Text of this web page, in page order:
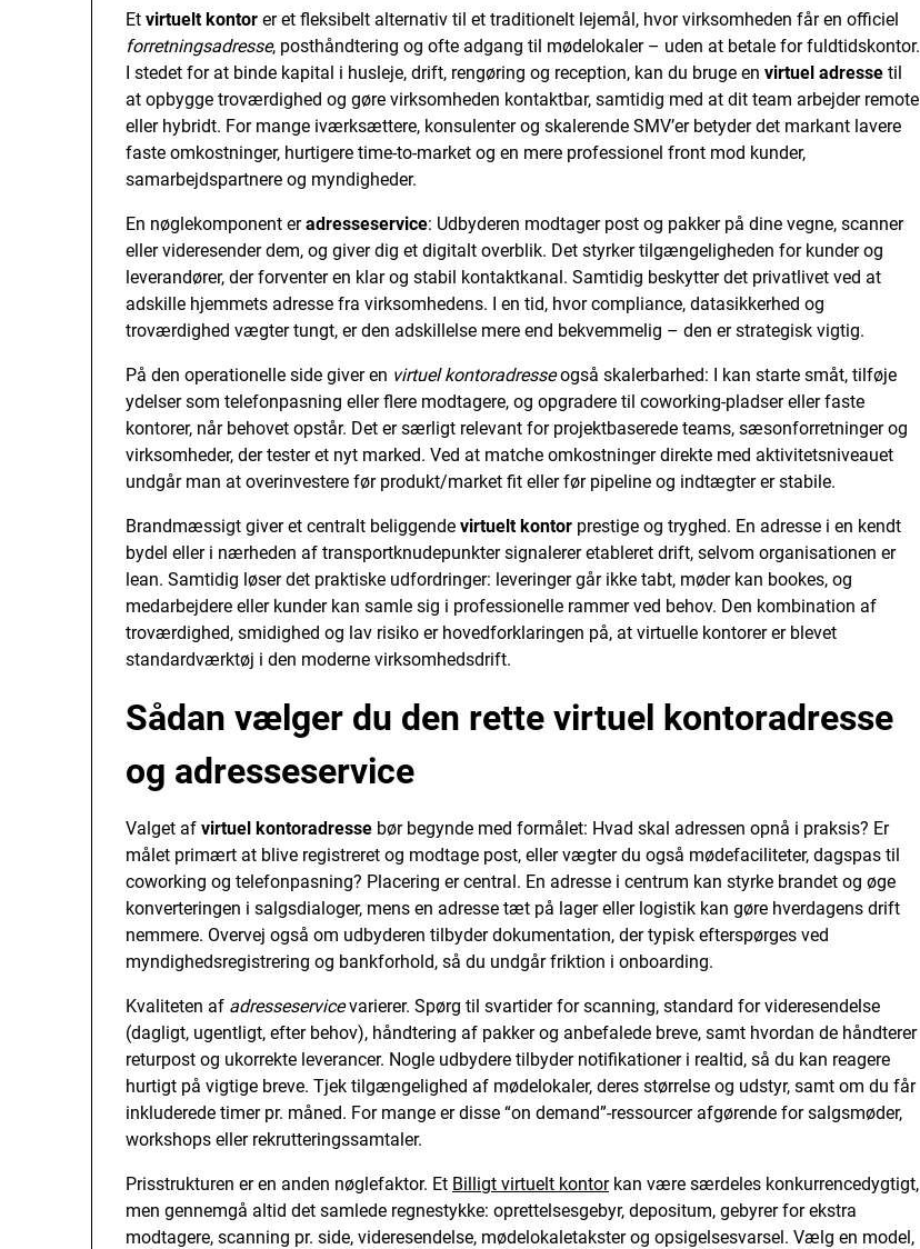
Et virtuelt kontor er et fleksibelt alternativ til et traditionelt lejemål, hvor virksomheden får en officiel
forretningsadresse, posthåndtering og ofte adgang til mødelokaler – uden at betale for fuldtidskontor.
I stedet for at binde kapital i husleje, drift, rengøring og reception, kan du bruge en virtuel adresse til
at opbygge troværdighed og gøre virksomheden kontaktbar, samtidig med at dit team arbejder remote
eller hybridt. For mange iværksættere, konsulenter og skalerende SMV’er betyder det markant lavere
faste omkostninger, hurtigere time-to-market og en mere professionel front mod kunder,
samarbejdspartnere og myndigheder.
En nøglekomponent eradresseservice: Udbyderen modtager post og pakker på dine vegne, scanner
eller videresender dem, og giver dig et digitalt overblik. Det styrker tilgængeligheden for kunder og
leverandører, der forventer en klar og stabil kontaktkanal. Samtidig beskytter det privatlivet ved at
adskille hjemmets adresse fra virksomhedens. I en tid, hvor compliance, datasikkerhed og
troværdighed vægter tungt, er den adskillelse mere end bekvemmelig – den er strategisk vigtig.
På den operationelle side giver en virtuel kontoradresseogså skalerbarhed: I kan starte småt, tilføje
ydelser som telefonpasning eller flere modtagere, og opgradere til coworking-pladser eller faste
kontorer, når behovet opstår. Det er særligt relevant for projektbaserede teams, sæsonforretninger og
virksomheder, der tester et nyt marked. Ved at matche omkostninger direkte med aktivitetsniveauet
undgår man at overinvestere før produkt/market fit eller før pipeline og indtægter er stabile.
Brandmæssigt giver et centralt beliggende virtuelt kontor prestige og tryghed. En adresse i en kendt
bydel eller i nærheden af transportknudepunkter signalerer etableret drift, selvom organisationen er
lean. Samtidig løser det praktiske udfordringer: leveringer går ikke tabt, møder kan bookes, og
medarbejdere eller kunder kan samle sig i professionelle rammer ved behov. Den kombination af
troværdighed, smidighed og lav risiko er hovedforklaringen på, at virtuelle kontorer er blevet
standardværktøj i den moderne virksomhedsdrift.
Sådan vælger du den rette virtuel kontoradresse
og adresseservice
Valget af virtuel kontoradresse bør begynde med formålet: Hvad skal adressen opnå i praksis? Er
målet primært at blive registreret og modtage post, eller vægter du også mødefaciliteter, dagspas til
coworking og telefonpasning? Placering er central. En adresse i centrum kan styrke brandet og øge
konverteringen i salgsdialoger, mens en adresse tæt på lager eller logistik kan gøre hverdagens drift
nemmere. Overvej også om udbyderen tilbyder dokumentation, der typisk efterspørges ved
myndighedsregistrering og bankforhold, så du undgår friktion i onboarding.
Kvaliteten af adresseservicevarierer. Spørg til svartider for scanning, standard for videresendelse
(dagligt, ugentligt, efter behov), håndtering af pakker og anbefalede breve, samt hvordan de håndterer
returpost og ukorrekte leverancer. Nogle udbydere tilbyder notifikationer i realtid, så du kan reagere
hurtigt på vigtige breve. Tjek tilgængelighed af mødelokaler, deres størrelse og udstyr, samt om du får
inkluderede timer pr. måned. For mange er disse “on demand”-ressourcer afgørende for salgsmøder,
workshops eller rekrutteringssamtaler.
Prisstrukturen er en anden nøglefaktor. Et Billigt virtuelt kontorkan være særdeles konkurrencedygtigt,
men gennemgå altid det samlede regnestykke: oprettelsesgebyr, depositum, gebyrer for ekstra
modtagere, scanning pr. side, videresendelse, mødelokaletakster og opsigelsesvarsel. Vælg en model,